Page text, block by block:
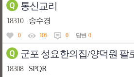
통신교리
18310 송수경
0 106 0 답변 0
군포 성요한의집/양덕원 팔로티회 /그외 트리
18308 SPQR